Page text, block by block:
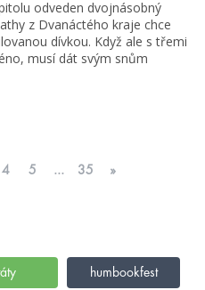
odveden dvojnásobný
z Dvanáctého kraje chce
dívkou. Když ale s třemi
musí dát svým snům
4 5 ... 35 »
humbookfest